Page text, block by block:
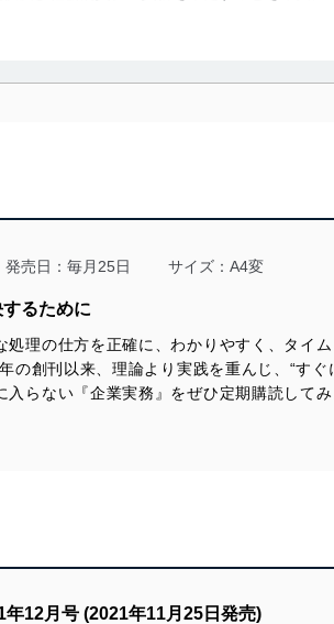
して、その利用目的を明確にし、本人の同
。
保するために、下記セキュリティ対策をはじ
努めます。
証しています。
ーティングシステムを最新の状態に保持して
発売日：毎月25日 サイズ：A4変
るために
理の仕方を正確に、わかりやすく、タイ
の創刊以来、理論より実践を重んじ、“す
らない『企業実務』をぜひ定期購読してみ
年12月号 (2021年11月25日発売)